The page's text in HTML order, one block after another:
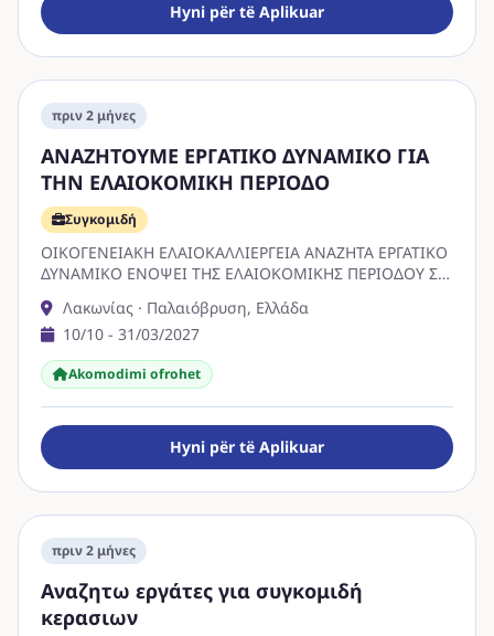
Hyni për të Aplikuar
πριν 2 μήνες
ΑΝΑΖΗΤΟΥΜΕ ΕΡΓΑΤΙΚΟ ΔΥΝΑΜΙΚΟ ΓΙΑ
ΤΗΝ ΕΛΑΙΟΚΟΜΙΚΗ ΠΕΡΙΟΔΟ
Συγκομιδή
ΟΙΚΟΓΕΝΕΙΑΚΗ ΕΛΑΙΟΚΑΛΛΙΕΡΓΕΙΑ ΑΝΑΖΗΤΑ ΕΡΓΑΤΙΚΟ
ΔΥΝΑΜΙΚΟ ΕΝΟΨΕΙ ΤΗΣ ΕΛΑΙΟΚΟΜΙΚΗΣ ΠΕΡΙΟΔΟΥ ΣΕ
ΠΡΟΣΟΝΤΑ Η ΔΙΑΘΕΣΗ ΓΙΑ …
Λακωνίας · Παλαιόβρυση, Ελλάδα
10/10 - 31/03/2027
Akomodimi ofrohet
Hyni për të Aplikuar
πριν 2 μήνες
Αναζητω εργάτες για συγκομιδή
κερασιων